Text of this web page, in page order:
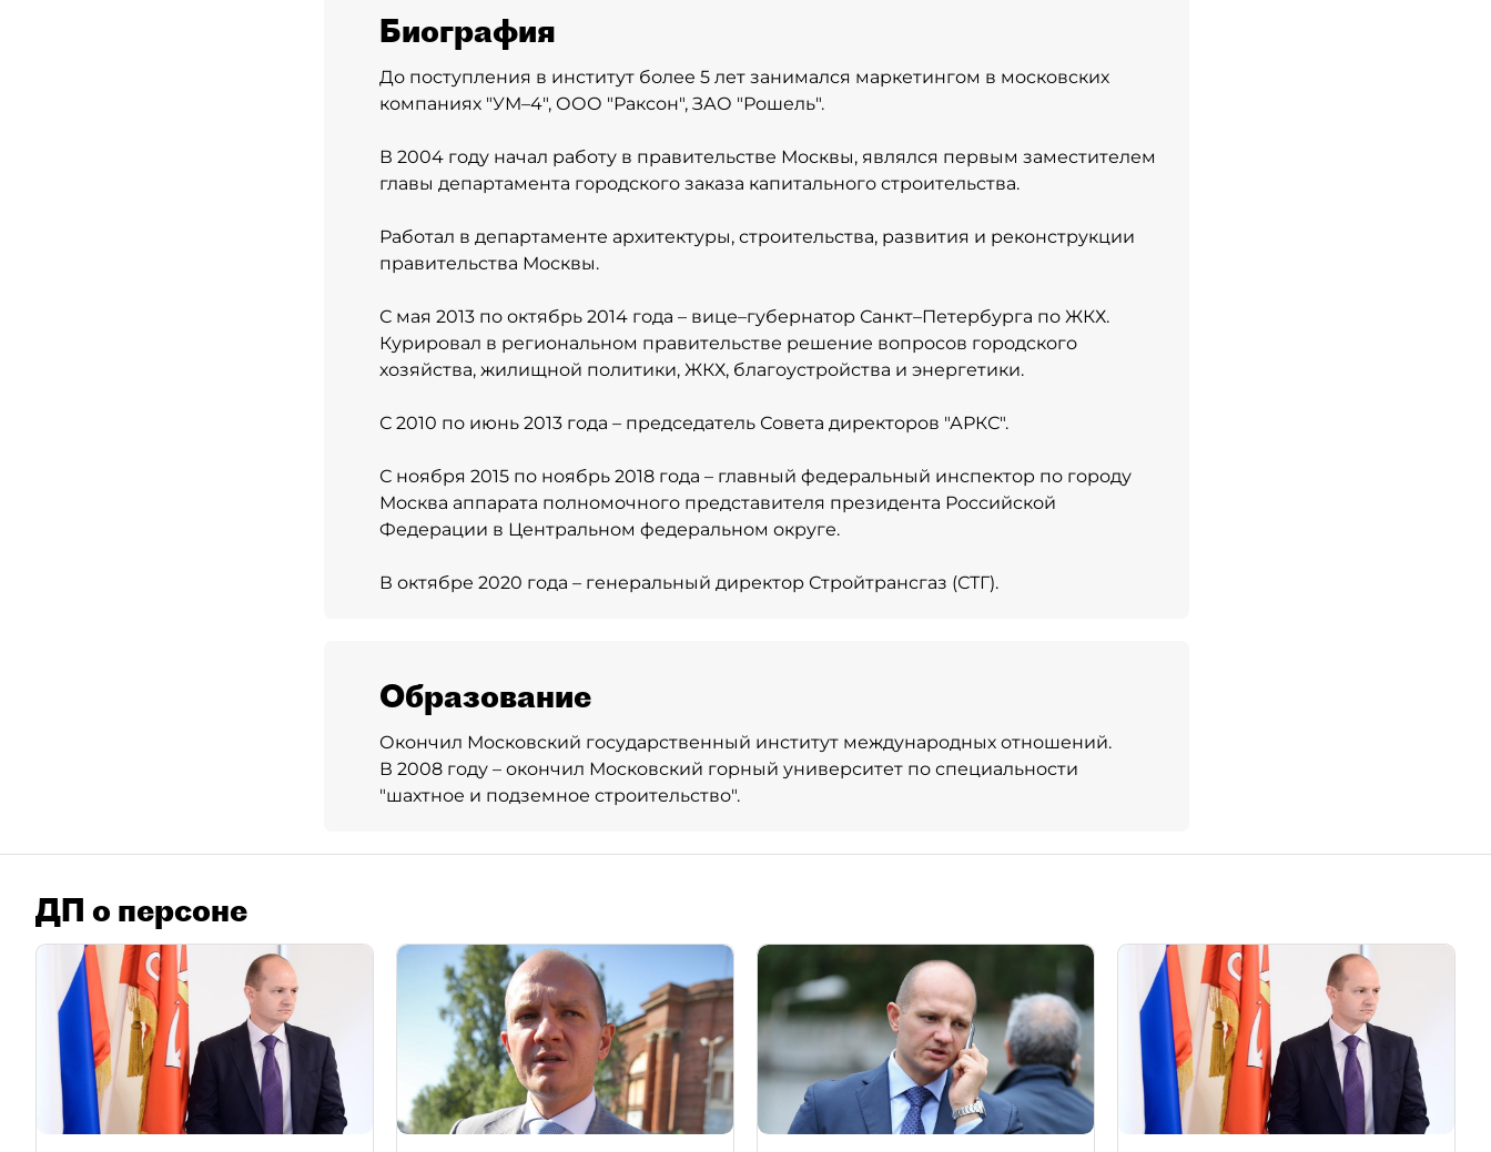
Биография
До поступления в институт более 5 лет занимался маркетингом в московских
компаниях "УМ–4", ООО "Раксон", ЗАО "Рошель".
В 2004 году начал работу в правительстве Москвы, являлся первым заместителем
главы департамента городского заказа капитального строительства.
Работал в департаменте архитектуры, строительства, развития и реконструкции
правительства Москвы.
С мая 2013 по октябрь 2014 года – вице–губернатор Санкт–Петербурга по ЖКХ.
Курировал в региональном правительстве решение вопросов городского
хозяйства, жилищной политики, ЖКХ, благоустройства и энергетики.
С 2010 по июнь 2013 года – председатель Совета директоров "АРКС".
С ноября 2015 по ноябрь 2018 года – главный федеральный инспектор по городу
Москва аппарата полномочного представителя президента Российской
Федерации в Центральном федеральном округе.
В октябре 2020 года – генеральный директор Стройтрансгаз (СТГ).
Образование
Окончил Московский государственный институт международных отношений.
В 2008 году – окончил Московский горный университет по специальности
"шахтное и подземное строительство".
ДП о персоне